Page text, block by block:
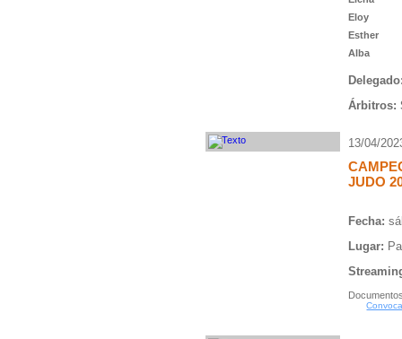
Eloy
Esther
Alba
Árbitros:
13/04/
JUDO
Fecha:
Lugar: